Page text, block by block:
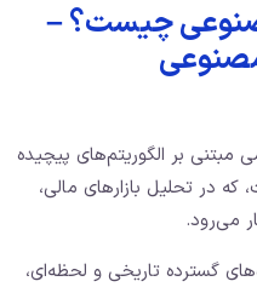
چیست؟ –
مبتنی بر الگوریتم‌های پیچیده
در تحلیل بازارهای مالی،
می‌رود.
گسترده تاریخی و لحظه‌ای،